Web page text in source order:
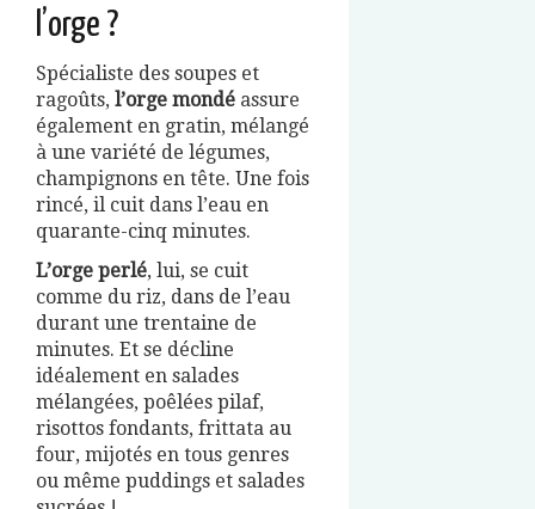
l’orge ?
Spécialiste des soupes et
ragoûts, l’orge mondé assure
également en gratin, mélangé
à une variété de légumes,
champignons en tête. Une fois
rincé, il cuit dans l’eau en
quarante-cinq minutes.
L’orge perlé, lui, se cuit
comme du riz, dans de l’eau
durant une trentaine de
minutes. Et se décline
idéalement en salades
mélangées, poêlées pilaf,
risottos fondants, frittata au
four, mijotés en tous genres
ou même puddings et salades